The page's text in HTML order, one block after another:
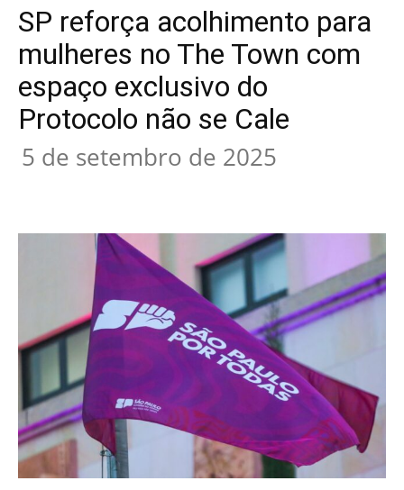
SP reforça acolhimento para
mulheres no The Town com
espaço exclusivo do
Protocolo não se Cale
5 de setembro de 2025